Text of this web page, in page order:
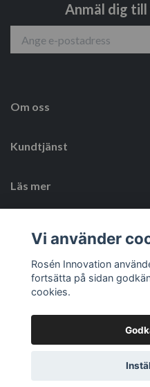
Anmäl dig
Om oss
Kundtjänst
Läs mer
© 2026
Vi använder
Rosén Innovation
fortsätta på sidan
cookies.